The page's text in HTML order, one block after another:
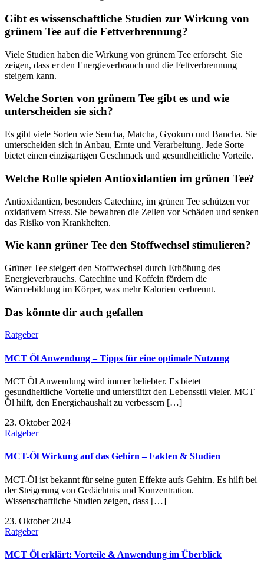
Gibt es wissenschaftliche Studien zur Wirkung von
grünem Tee auf die Fettverbrennung?
Viele Studien haben die Wirkung von grünem Tee erforscht. Sie
zeigen, dass er den Energieverbrauch und die Fettverbrennung
steigern kann.
Welche Sorten von grünem Tee gibt es und wie
unterscheiden sie sich?
Es gibt viele Sorten wie Sencha, Matcha, Gyokuro und Bancha. Sie
unterscheiden sich in Anbau, Ernte und Verarbeitung. Jede Sorte
bietet einen einzigartigen Geschmack und gesundheitliche Vorteile.
Welche Rolle spielen Antioxidantien im grünen Tee?
Antioxidantien, besonders Catechine, im grünen Tee schützen vor
oxidativem Stress. Sie bewahren die Zellen vor Schäden und senken
das Risiko von Krankheiten.
Wie kann grüner Tee den Stoffwechsel stimulieren?
Grüner Tee steigert den Stoffwechsel durch Erhöhung des
Energieverbrauchs. Catechine und Koffein fördern die
Wärmebildung im Körper, was mehr Kalorien verbrennt.
Das könnte dir auch gefallen
Ratgeber
MCT Öl Anwendung – Tipps für eine optimale Nutzung
MCT Öl Anwendung wird immer beliebter. Es bietet
gesundheitliche Vorteile und unterstützt den Lebensstil vieler. MCT
Öl hilft, den Energiehaushalt zu verbessern […]
23. Oktober 2024
Ratgeber
MCT-Öl Wirkung auf das Gehirn – Fakten & Studien
MCT-Öl ist bekannt für seine guten Effekte aufs Gehirn. Es hilft bei
der Steigerung von Gedächtnis und Konzentration.
Wissenschaftliche Studien zeigen, dass […]
23. Oktober 2024
Ratgeber
MCT Öl erklärt: Vorteile & Anwendung im Überblick